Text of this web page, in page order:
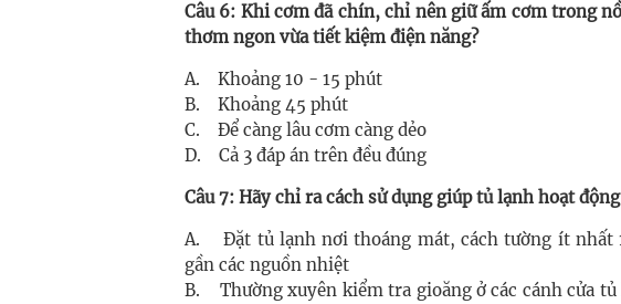
Câu 6: Khi cơm đã chín, chỉ nên giữ ấm cơm trong
thơm ngon vừa tiết kiệm điện năng?
A. Khoảng 10 - 15 phút
B. Khoảng 45 phút
C. Để càng lâu cơm càng dẻo
D. Cả 3 đáp án trên đều đúng
Câu 7: Hãy chỉ ra cách sử dụng giúp tủ lạnh hoạt
A. Đặt tủ lạnh nơi thoáng mát, cách tường ít nhất
gần các nguồn nhiệt
B. Thường xuyên kiểm tra gioăng ở các cánh cửa